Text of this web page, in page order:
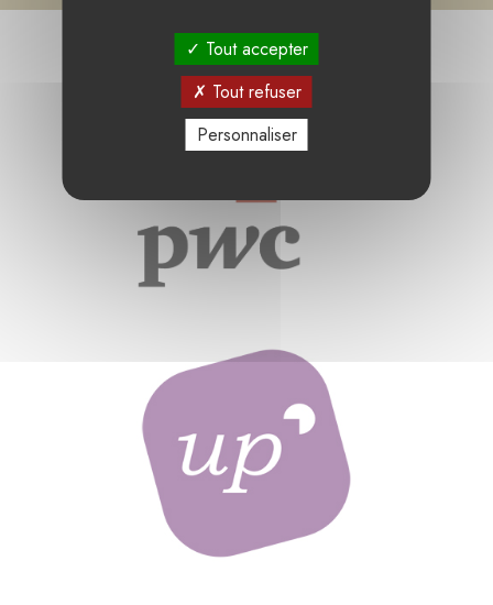
Tout accepter
Tout refuser
Personnaliser